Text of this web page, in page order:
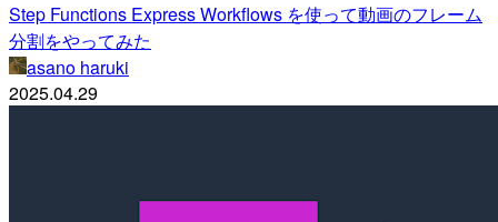
Step Functions Express Workflows を使って動画のフレーム
分割をやってみた
asano haruki
2025.04.29